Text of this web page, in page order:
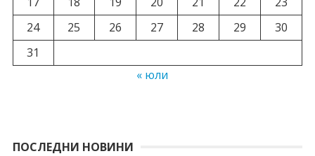
24
25 26 27 28 29
30
31
« юли
ПОСЛЕДНИ НОВИНИ